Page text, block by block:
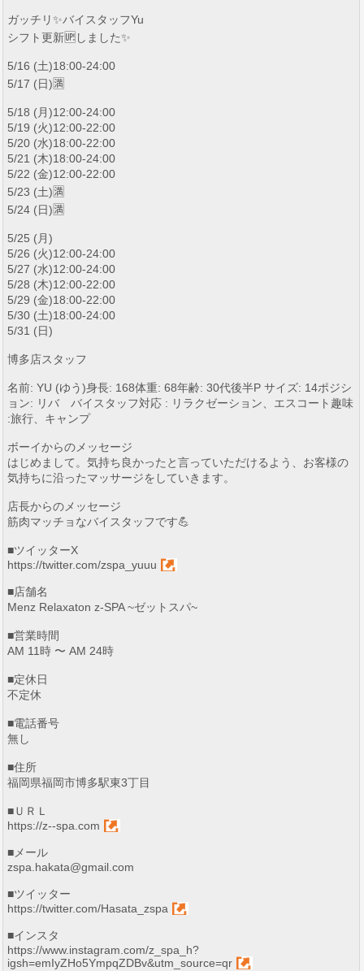
ガッチリ✨バイスタッフYu
シフト更新🆙しました✨
5/16 (土)18:00-24:00
5/17 (日)🈵
5/18 (月)12:00-24:00
5/19 (火)12:00-22:00
5/20 (水)18:00-22:00
5/21 (木)18:00-24:00
5/22 (金)12:00-22:00
5/23 (土)🈵
5/24 (日)🈵
5/25 (月)
5/26 (火)12:00-24:00
5/27 (水)12:00-24:00
5/28 (木)12:00-22:00
5/29 (金)18:00-22:00
5/30 (土)18:00-24:00
5/31 (日)
博多店スタッフ
名前: YU (ゆう)身長: 168体重: 68年齢: 30代後半P サイズ: 14ポジシ
ョン: リバ バイスタッフ対応 : リラクゼーション、エスコート趣味
:旅行、キャンプ
ボーイからのメッセージ
はじめまして。気持ち良かったと言っていただけるよう、お客様の
気持ちに沿ったマッサージをしていきます。
店長からのメッセージ
筋肉マッチョなバイスタッフです💪
■ツイッターX
https://twitter.com/zspa_yuuu
■店舗名
Menz Relaxaton z-SPA ~ゼットスパ~
■営業時間
AM 11時 〜 AM 24時
■定休日
不定休
■電話番号
無し
■住所
福岡県福岡市博多駅東3丁目
■ＵＲＬ
https://z--spa.com
■メール
zspa.hakata@gmail.com
■ツイッター
https://twitter.com/Hasata_zspa
■インスタ
https://www.instagram.com/z_spa_h?
igsh=emIyZHo5YmpqZDBv&utm_source=qr